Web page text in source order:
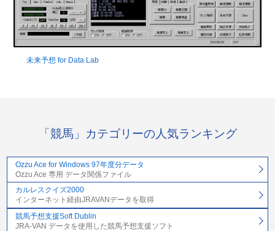
未来予想 for Data Lab
「競馬」カテゴリーの人気ランキング
Ozzu Ace for Windows 97年度分データ
Ozzu Ace 専用 データ関係ファイル
カルレスクイズ2000
インターネット経由JRAVANデータを取得
競馬予想支援Soft Dublin
JRA-VAN データを使用した競馬予想支援ソフト